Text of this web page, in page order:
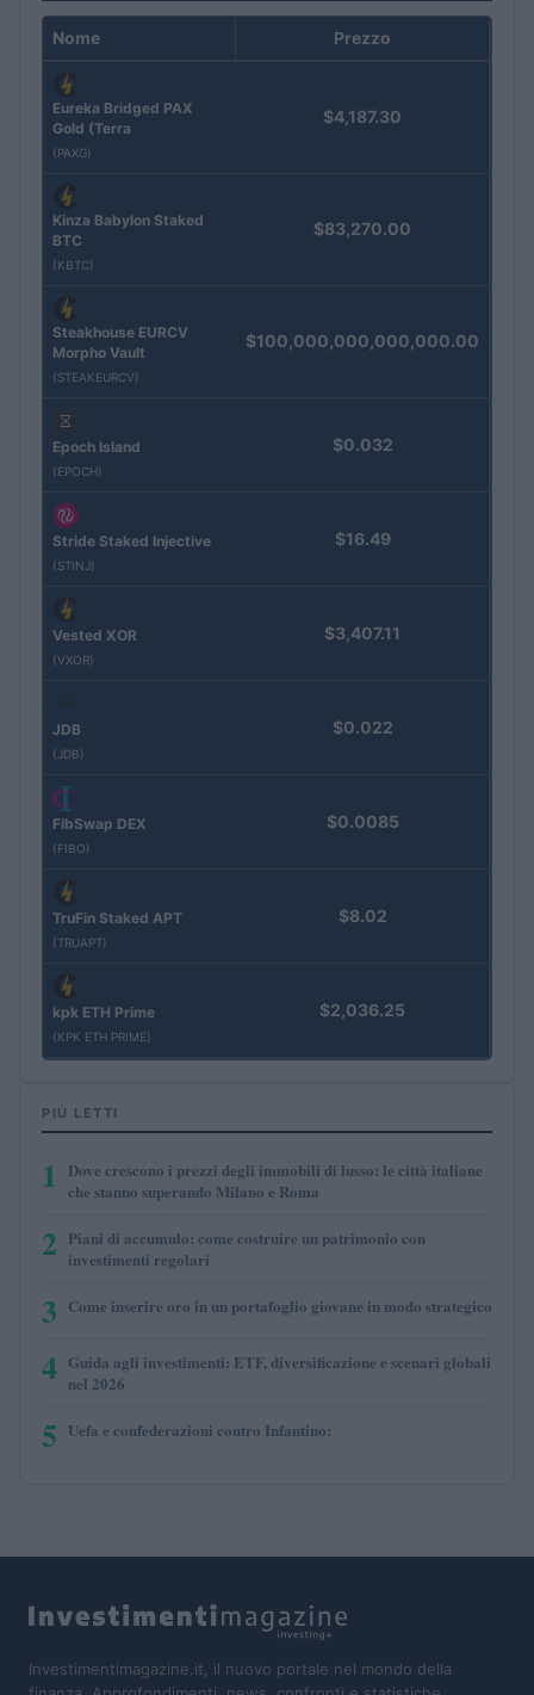
Nome Prezzo
Eureka Bridged PAX
Gold (Terra
(PAXG)
$4,187.30
Kinza Babylon Staked
BTC
(KBTC)
$83,270.00
Steakhouse EURCV
Morpho Vault
(STEAKEURCV)
$100,000,000,000,000.00
Epoch Island
(EPOCH)
$0.032
Stride Staked Injective
(STINJ)
$16.49
Vested XOR
(VXOR)
$3,407.11
JDB
(JDB)
$0.022
FibSwap DEX
(FIBO)
$0.0085
TruFin Staked APT
(TRUAPT)
$8.02
kpk ETH Prime
(KPK ETH PRIME)
$2,036.25
PIÙ LETTI
1
Dove crescono i prezzi degli immobili di lusso: le città italiane
che stanno superando Milano e Roma
2 Piani di accumulo: come costruire un patrimonio con
investimenti regolari
3 Come inserire oro in un portafoglio giovane in modo strategico
4 Guida agli investimenti: ETF, diversificazione e scenari globali
nel 2026
5 Uefa e confederazioni contro Infantino:
Investimentimagazine.it, il nuovo portale nel mondo della